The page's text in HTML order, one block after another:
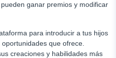
ganar premios y modificar
para introducir a tus hijos
que ofrece.
creaciones y habilidades más